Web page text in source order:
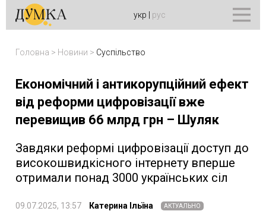
укр рус
Головна > Новини > Суспільство
Економічний і антикорупційний ефект
від реформи цифровізації вже
перевищив 66 млрд грн – Шуляк
Завдяки реформі цифровізації доступ до
високошвидкісного інтернету вперше
отримали понад 3000 українських сіл
09.07.2025, 13:57 Катерина Ільїна АКТУАЛЬНО